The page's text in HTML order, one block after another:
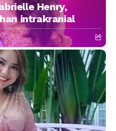
Henry,
intrakranial